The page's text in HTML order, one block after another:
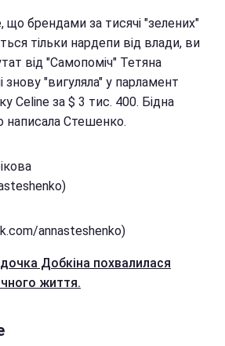
що брендами за тисячі "зелених"
тільки нардепи від влади, ви
від "Самопоміч" Тетяна
знову "вигуляла" у парламент
Celine за $ 3 тис. 400. Бідна
написала Стешенко.
annasteshenko)
Добкіна похвалилася
життя.